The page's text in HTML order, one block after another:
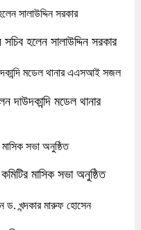
হলেন সালাউদ্দিন সরকার
দাউদকান্দি মডেল থানার
মাসিক সভা অনুষ্ঠিত